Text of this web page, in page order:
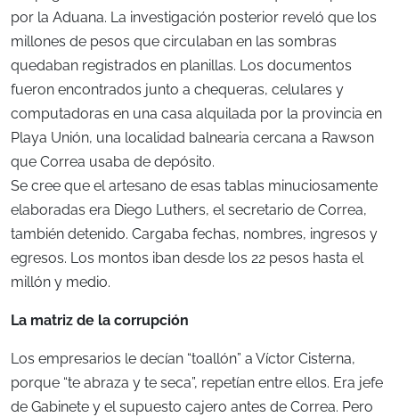
por la Aduana. La investigación posterior reveló que los
millones de pesos que circulaban en las sombras
quedaban registrados en planillas. Los documentos
fueron encontrados junto a chequeras, celulares y
computadoras en una casa alquilada por la provincia en
Playa Unión, una localidad balnearia cercana a Rawson
que Correa usaba de depósito.
Se cree que el artesano de esas tablas minuciosamente
elaboradas era Diego Luthers, el secretario de Correa,
también detenido. Cargaba fechas, nombres, ingresos y
egresos. Los montos iban desde los 22 pesos hasta el
millón y medio.
La matriz de la corrupción
Los empresarios le decían “toallón” a Víctor Cisterna,
porque “te abraza y te seca”, repetían entre ellos. Era jefe
de Gabinete y el supuesto cajero antes de Correa. Pero